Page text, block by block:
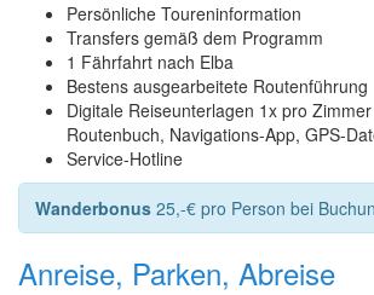
Persönliche Toureninformation
Transfers gemäß dem Programm
1 Fährfahrt nach Elba
Bestens ausgearbeitete Routenführung
Digitale Reiseunterlagen 1x pro
Routenbuch, Navigations-App, GPS-
Service-Hotline
Wanderbonus 25,-€ pro Person bei
Anreise, Parken, Abreise